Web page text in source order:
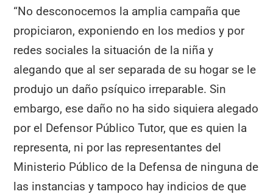
“No desconocemos la amplia campaña que
propiciaron, exponiendo en los medios y por
redes sociales la situación de la niña y
alegando que al ser separada de su hogar se le
produjo un daño psíquico irreparable. Sin
embargo, ese daño no ha sido siquiera alegado
por el Defensor Público Tutor, que es quien la
representa, ni por las representantes del
Ministerio Público de la Defensa de ninguna de
las instancias y tampoco hay indicios de que